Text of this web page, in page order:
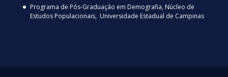
Programa de Pós-Graduação em Demografia, Núcleo de
Estudos Populacionais, Universidade Estadual de Campinas